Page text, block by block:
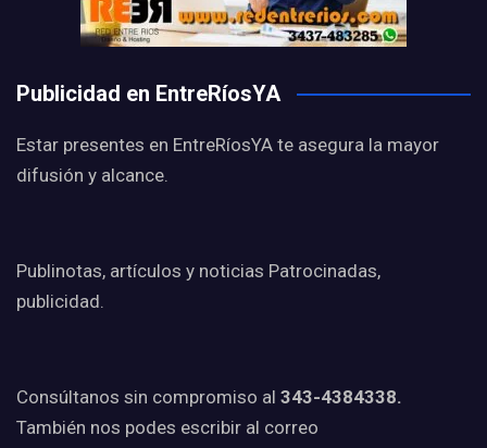
Publicidad en EntreRíosYA
Estar presentes en EntreRíosYA te asegura la mayor
difusión y alcance.
Publinotas, artículos y noticias Patrocinadas,
publicidad.
Consúltanos sin compromiso al 343-4384338.
También nos podes escribir al correo